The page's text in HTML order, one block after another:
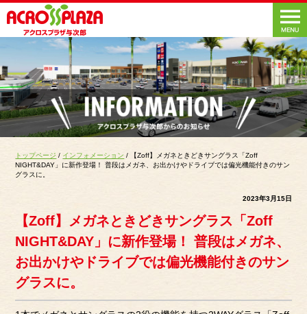
トップページ / インフォメーション / 【Zoff】メガネときどきサングラス「Zoff
NIGHT&DAY」に新作登場！ 普段はメガネ、お出かけやドライブでは偏光機能付きのサン
グラスに。
2023年3月15日
【Zoff】メガネときどきサングラス「Zoff
NIGHT&DAY」に新作登場！ 普段はメガネ、
お出かけやドライブでは偏光機能付きのサン
グラスに。